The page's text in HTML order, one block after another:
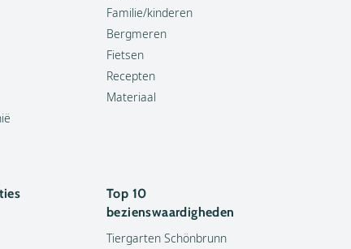
Familie/kinderen
Bergmeren
Fietsen
Recepten
Materiaal
Top 10
bezienswaardigheden
Tiergarten Schönbrunn